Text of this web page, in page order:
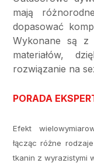
mają
dopasować
Wykonane są z
materiałów,
rozwiązanie na
PORADA
Efekt
łącząc różne
tkanin z wyrazistymi